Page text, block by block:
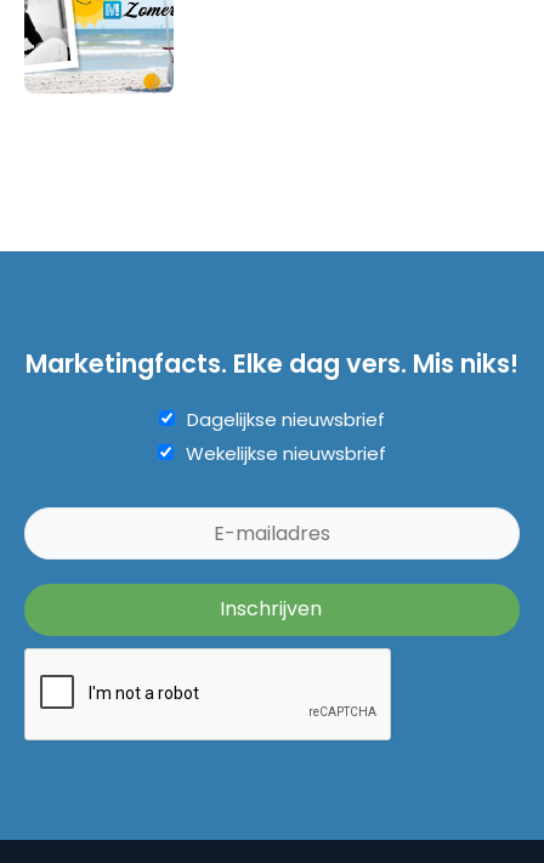
Marketingfacts. Elke dag vers. Mis niks!
Dagelijkse nieuwsbrief
Wekelijkse nieuwsbrief